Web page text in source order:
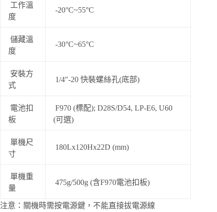
工作溫
度
-20°C~55°C
儲藏溫
度
-30°C~65°C
安裝方
式
1/4″-20 快裝螺絲孔(底部)
電池扣
板
F970 (標配); D28S/D54, LP-E6, U60
(可選)
單機尺
寸
180Lx120Hx22D (mm)
單機重
量
475g/500g (含F970電池扣板)
注意：關機時需按電源鍵，不能直接拔電源線